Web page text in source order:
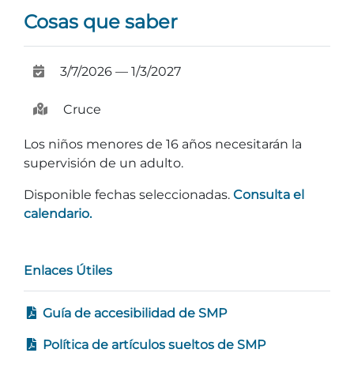
Cosas que saber
3/7/2026 — 1/3/2027
Cruce
Los niños menores de 16 años necesitarán la
supervisión de un adulto.
Disponible fechas seleccionadas. Consulta el
calendario.
Enlaces Útiles
Guía de accesibilidad de SMP
Política de artículos sueltos de SMP